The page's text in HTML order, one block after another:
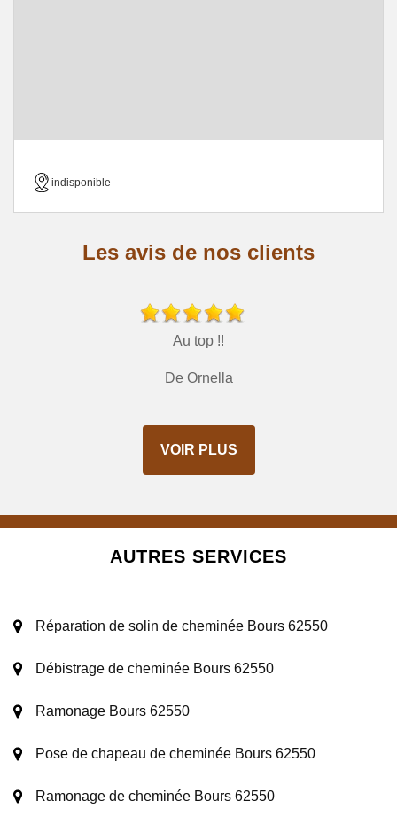
indisponible
Les avis de nos clients
Au top !!
De Ornella
VOIR PLUS
AUTRES SERVICES
Réparation de solin de cheminée Bours 62550
Débistrage de cheminée Bours 62550
Ramonage Bours 62550
Pose de chapeau de cheminée Bours 62550
Ramonage de cheminée Bours 62550